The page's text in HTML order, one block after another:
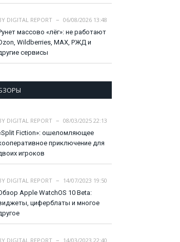
DIGITAL REPORT
06/08/2026 13:48
массово «лёг»: не работают
Wildberries, MAX, РЖД и
сервисы
DIGITAL REPORT
08/03/2025 22:13
Fiction»: ошеломляющее
приключение для
игроков
DIGITAL REPORT
14/07/2023 19:50
Apple WatchOS 10 Beta:
циферблаты и многое
DIGITAL REPORT
14/03/2023 22:40